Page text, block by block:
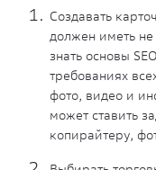
Создавать
должен иметь
знать основы
требованиях
фото, видео и
может ставить
копирайтеру,